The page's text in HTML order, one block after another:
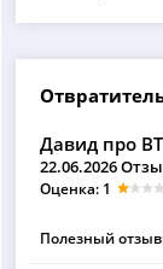
Давид про
22.06.2026
Оценка: 1
Полезный